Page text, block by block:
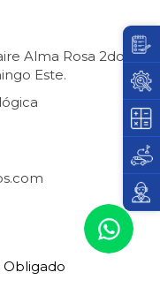
Alma Rosa 2do.
Este.